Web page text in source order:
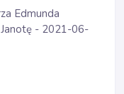
Edmunda
- 2021-06-